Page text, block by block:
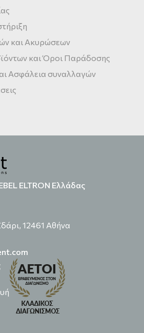
και Ακυρώσεων
και Όροι Παράδοσης
Ασφάλεια συναλλαγών
ELTRON Ελλάδας
12461 Αθήνα